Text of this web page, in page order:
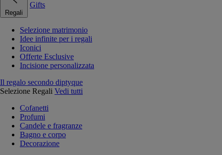
Regali
Gifts
Selezione matrimonio
Idee infinite per i regali
Iconici
Offerte Esclusive
Incisione personalizzata
Il regalo secondo diptyque
Selezione Regali Vedi tutti
Cofanetti
Profumi
Candele e fragranze
Bagno e corpo
Decorazione